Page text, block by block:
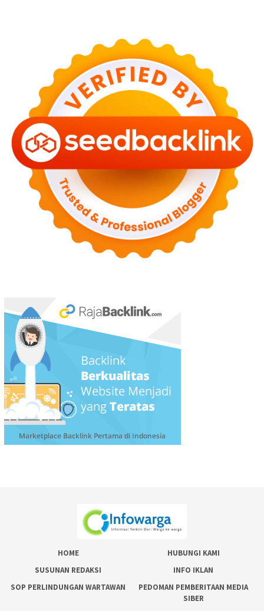
HOME
HUBUNGI KAMI
SUSUNAN REDAKSI
INFO IKLAN
SOP PERLINDUNGAN WARTAWAN
PEDOMAN PEMBERITAAN MEDIA
SIBER